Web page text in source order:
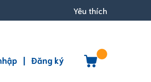
Yêu thích
| Đăng ký